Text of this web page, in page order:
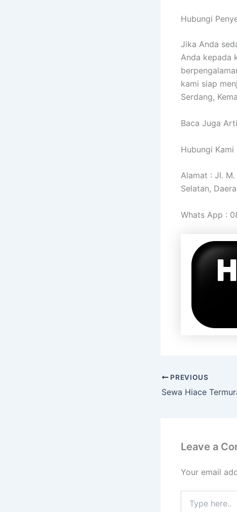
Hubungi
Jika Anda
Anda kepada
kami siap
Serdang,
Baca Juga
Hubungi Kami
Alamat : Jl. M.
Selatan,
Whats App :
PREVIOUS
Leave a
Your email
here..